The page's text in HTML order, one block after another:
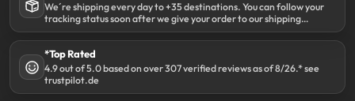
We´re shipping every day to +35 destinations. You can follow your
tracking status soon after we give your order to our shipping
partner DHL.
*Top Rated
4.9 out of 5.0 based on over 307 verified reviews as of 8/26.* see
trustpilot.de